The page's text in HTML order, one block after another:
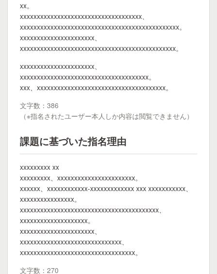
xx。
xxxxxxxxxxxxxxxxxxxxxxxxxxxxxxxxxxxx、
xxxxxxxxxxxxxxxxxxxxxxxxxxxxxxxxxxxxxxxxxxxxxxx。
xxxxxxxxxxxxxxxxxxxxxx、
xxxxxxxxxxxxxxxxxxxxxxxxxxxxxxxxxxxxxxxxxxxxxx。
xxxxxxxxxxxxxxxxxxxxxx、
xxxxxxxxxxxxxxxxxxxxxxxxxxxxxxxxxxxxxx。
xxx、xxxxxxxxxxxxxxxxxxxxxxxxxxxxxxxxxxxxxx。
文字数：386
（※指名されたユーザー本人しか内容は閲覧できません）
課題に基づいた指名理由
xxxxxxxxx xx
xxxxxxxxx、xxxxxxxxxxxxxxxxxxxxxxx。
xxxxxx、xxxxxxxxxxxx-xxxxxxxxxxxxx xxx xxxxxxxxxxx、
xxxxxxxxxxxxxxxx。
xxxxxxxxxxxxxxxxxxxxxxxxxxxxxxxxxxxxxxxxx、
xxxxxxxxxxxxxxxxxxxx。
xxxxxxxxxxxxxxxxxxxxxx、
xxxxxxxxxxxxxxxxxxxxxxxxxxxxxx、
xxxxxxxxxxxxxxxxxxxxxxxxxxxxxxxxxx。
文字数：270